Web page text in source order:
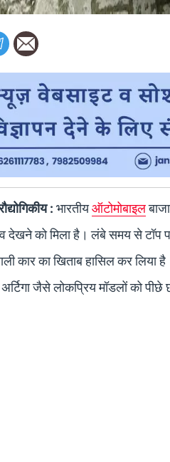
:भारतीयऑटोमोबाइल
देखने को मिला है। लंबे समय से टॉप
कार का खिताब हासिल कर लिया
जैसे लोकप्रिय मॉडलों को पीछे